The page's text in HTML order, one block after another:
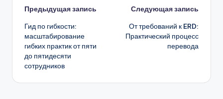
Навигация
записи
Предыдущая запись
Гид по гибкости:
масштабирование
гибких практик от пяти
до пятидесяти
сотрудников
Следующая запись
От требований к ERD:
Практический процесс
перевода